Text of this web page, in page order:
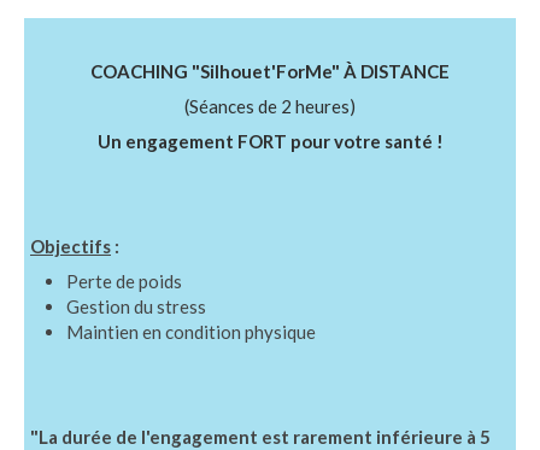
COACHING "Silhouet'ForMe" À DISTANCE
(Séances de 2 heures)
Un engagement FORT pour votre santé !
Objectifs :
Perte de poids
Gestion du stress
Maintien en condition physique
"La durée de l'engagement est rarement inférieure à 5